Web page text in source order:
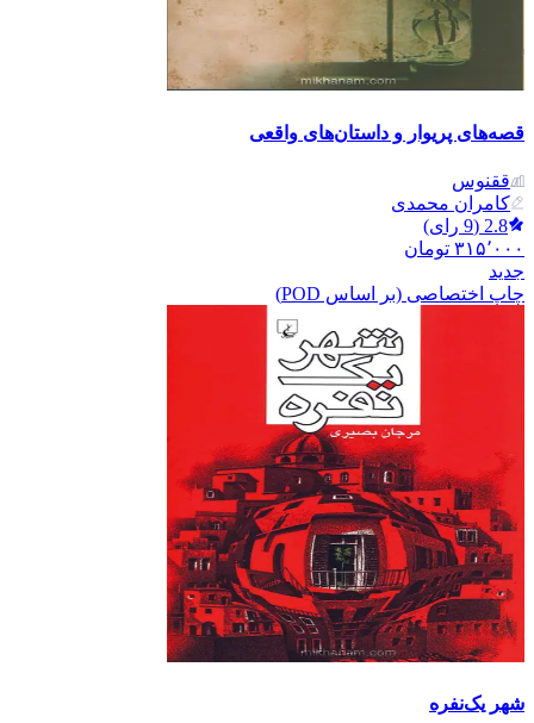
قصه‌های پریوار و داستان‌های واقعی
ققنوس
کامران محمدی
2.8
(
9 رای)
۳۱۵٬۰۰۰ تومان
جدید
چاپ اختصاصی (بر اساس POD)
شهر یک‌نفره